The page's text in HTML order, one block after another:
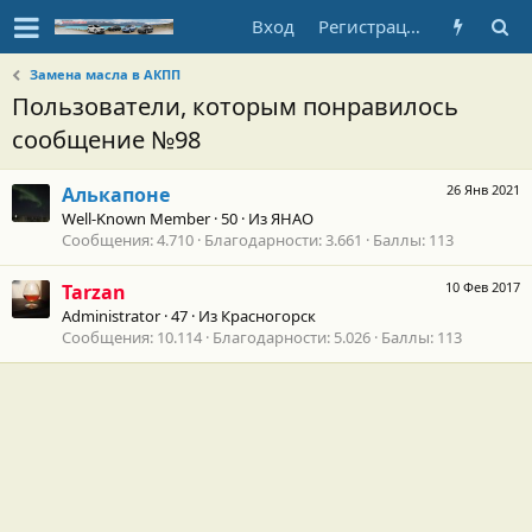
Вход Регистрация
Замена масла в АКПП
Пользователи, которым понравилось
сообщение №98
26 Янв 2021
Алькапоне
Well-Known Member ·50 · ИзЯНАО
Сообщения 4.710 Благодарности 3.661 Баллы 113
10 Фев 2017
Tarzan
Administrator ·47 · Из Красногорск
Сообщения 10.114 Благодарности 5.026 Баллы 113